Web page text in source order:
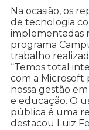
Na ocasião, os
de tecnologia
implementadas
programa
trabalho
“Temos total
com a Microsoft
nossa gestão
e educação. O
pública é uma
destacou Luiz